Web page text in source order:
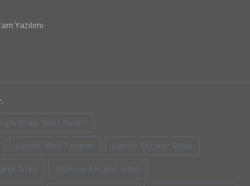
Yazılımı
Maps Kayıt Nedir?
Gemlik Web Tasarım Gemlik Eticaret Sitesi
Sitesi Altınova Eticaret Sitesi